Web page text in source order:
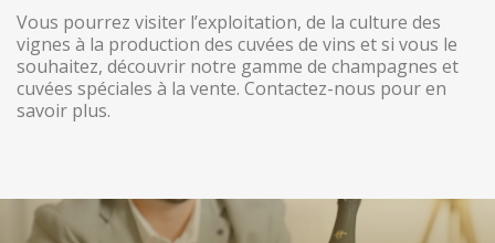
Vous pourrez visiter l’exploitation, de la culture des
vignes à la production des cuvées de vins et si vous le
souhaitez, découvrir notre gamme de champagnes et
cuvées spéciales à la vente. Contactez-nous pour en
savoir plus.